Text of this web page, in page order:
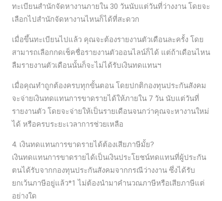
ทะเบียนสำนักจัดหางานภายใน 30 วันนับแต่วันที่ว่างงาน โดยจะ
เลือกไปสำนักจัดหางานไหนก็ได้ที่สะดวก
เมื่อขึ้นทะเบียนไปแล้ว คุณจะต้องรายงานตัวเดือนละครั้ง โดย
สามารถเลือกกดเช็คชื่อรายงานตัวออนไลน์ก็ได้ แต่ถ้าเดือนไหน
ลืมรายงานตัวเดือนนั้นก็จะไม่ได้รับเงินทดแทนฯ
เมื่อคุณทำถูกต้องครบทุกขั้นตอน โดยปกติกองทุนประกันสังคม
จะจ่ายเงินทดแทนการขาดรายได้ให้ภายใน 7 วัน นับแต่วันที่
รายงานตัว โดยจะจ่ายให้เป็นรายเดือนจนกว่าคุณจะหางานใหม่
ได้ หรือครบระยะเวลาการช่วยเหลือ
4. เงินทดแทนการขาดรายได้ต้องเสียภาษีมั้ย?
เงินทดแทนการขาดรายได้เป็นเงินประโยชน์ทดแทนที่ผู้ประกัน
ตนได้รับจากกองทุนประกันสังคมจากกรณีว่างงาน ซึ่งได้รับ
ยกเว้นภาษีอยู่แล้ว*1 ไม่ต้องนำมาคำนวณภาษีหรือเสียภาษีแต่
อย่างใด